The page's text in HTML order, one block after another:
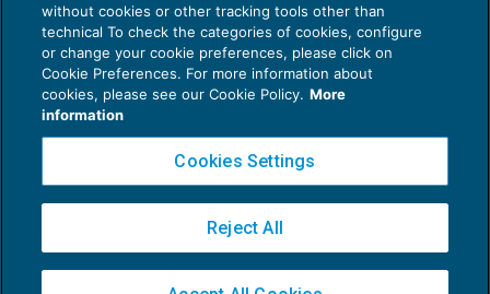
Come rimarcato nella sentenza che si annota, la
responsabilità di cui all’art. 2051 c.c. può essere
esclusa solo se viene accertato che il danno è
stato causato da un fatto naturale, di un terzo o
dello stesso danneggiato, che deve avere avuto
efficacia causale esclusiva.
Di conseguenza, il custode della cosa, a
prescindere da qualsiasi sua condotta colposa, si
Privacy Policy
Cookie Policy
Copyright 2016 ©Gruppo Euroconference S.p.A.v2.32.4
Piazza Luigi Einaudi, 10N01 - 20124 Milano - info@ecnews.it
without cookies or other tracking tools other than
technical To check the categories of cookies, configure
or change your cookie preferences, please click on
Cookie Preferences. For more information about
cookies, please see our Cookie Policy. More
information
Cookies Settings
Reject All